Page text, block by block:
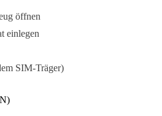
öffnen
einlegen
SIM-Träger)